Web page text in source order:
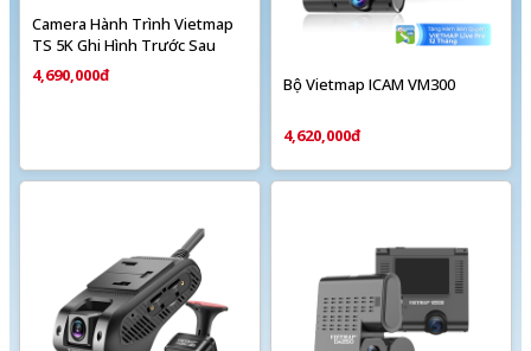
Camera Hành Trình Vietmap
TS 5K Ghi Hình Trước Sau
4,690,000đ
Bộ Vietmap ICAM VM300
4,620,000đ